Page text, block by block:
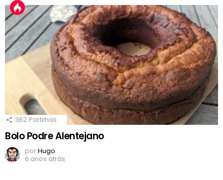
362 Partilhas
Bolo Podre Alentejano
porHugo
6 anos atrás